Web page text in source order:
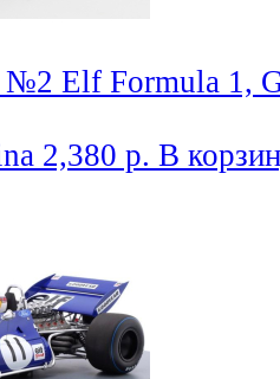
Elf Formula 1,
2,380 р. В